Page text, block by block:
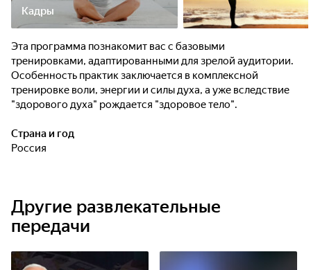
Кадры
Эта программа познакомит вас с базовыми
тренировками, адаптированными для зрелой аудитории.
Особенность практик заключается в комплексной
тренировке воли, энергии и силы духа, а уже вследствие
"здорового духа" рождается "здоровое тело".
Страна и год
Россия
Другие развлекательные
передачи